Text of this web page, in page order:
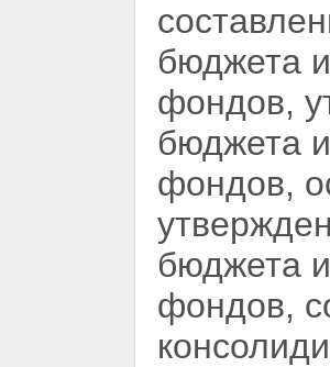
бюджета
фондов,
бюджета
фондов,
бюджета
фондов,